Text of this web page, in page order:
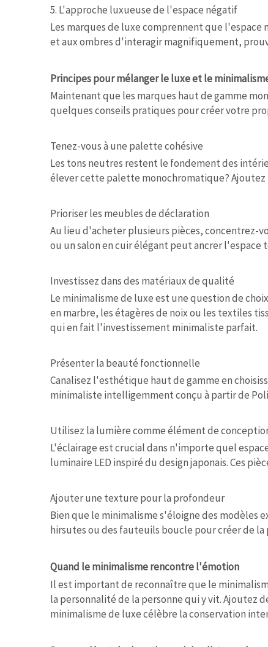
5. L'approche luxueuse de l'espace négatif
Les marques de luxe comprennent que
et aux ombres d'interagir magnifiquement,
Principes pour mélanger le luxe et le
Maintenant que les marques haut de gamme
quelques conseils pratiques pour créer votre
Tenez-vous à une palette cohésive
Les tons neutres restent le fondement des
élever cette palette monochromatique? Ajoutez
Prioriser les meubles de déclaration
Au lieu d'acheter plusieurs pièces, concentrez-
ou un salon en cuir élégant peut ancrer
Investissez dans des matériaux de qualité
Le minimalisme de luxe est une question de
en marbre, les étagères de noix ou les textiles
qui en fait l'investissement minimaliste parfait.
Présenter la beauté fonctionnelle
Canalisez l'esthétique haut de gamme en
minimaliste intelligemment conçu à partir de
Utilisez la lumière comme élément de
L'éclairage est crucial dans n'importe quel
luminaire LED inspiré du design japonais. Ces
Ajouter une texture pour la profondeur
Bien que le minimalisme s'éloigne des modèles
hirsutes ou des fauteuils boucle pour créer de
Quand le minimalisme rencontre l'émotion
Il est important de reconnaître que le
la personnalité de la personne qui y vit. Ajoutez
minimalisme de luxe célèbre la conservation